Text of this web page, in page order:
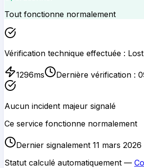
Tout fonctionne normalement
Vérification technique effectuée :
1296ms Dernière vérification :
Aucun incident majeur signalé
Ce service fonctionne normalement
Dernier signalement 11 mars 2026
Statut calculé automatiquement —